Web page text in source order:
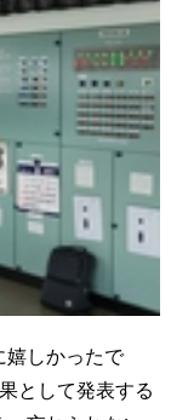
しかったで
として発表する